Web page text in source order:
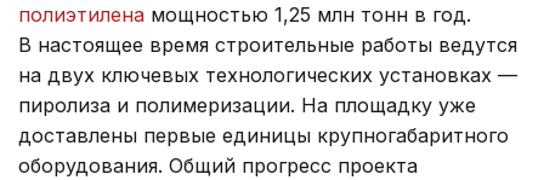
полиэтилена мощностью 1,25 млн тонн в год.
В настоящее время строительные работы ведутся
на двух ключевых технологических установках —
пиролиза и полимеризации. На площадку уже
доставлены первые единицы крупногабаритного
оборудования. Общий прогресс проекта